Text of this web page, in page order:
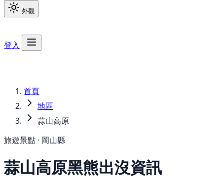
外觀
登入
首頁
地區
蒜山高原
旅遊景點 · 岡山縣
蒜山高原黑熊出沒資訊